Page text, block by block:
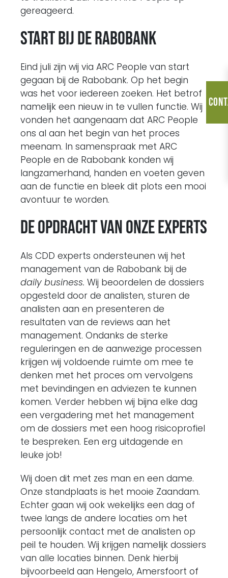
gereageerd.
Start bij de Rabobank
Eind juli zijn wij via ARC People van start
gegaan bij de Rabobank. Op het begin
was het voor iedereen zoeken. Het betrof
namelijk een nieuw in te vullen functie. Wij
vonden het aangenaam dat ARC People
ons al aan het begin van het proces
meenam. In samenspraak met ARC
People en de Rabobank konden wij
langzamerhand, handen en voeten geven
aan de functie en bleek dit plots een mooi
avontuur te worden.
De opdracht van onze experts
Als CDD experts ondersteunen wij het
management van de Rabobank bij de
daily business. Wij beoordelen de dossiers
opgesteld door de analisten, sturen de
analisten aan en presenteren de
resultaten van de reviews aan het
management. Ondanks de sterke
reguleringen en de aanwezige processen
krijgen wij voldoende ruimte om mee te
denken met het proces om vervolgens
met bevindingen en adviezen te kunnen
komen. Verder hebben wij bijna elke dag
een vergadering met het management
om de dossiers met een hoog risicoprofiel
te bespreken. Een erg uitdagende en
leuke job!
Wij doen dit met zes man en een dame.
Onze standplaats is het mooie Zaandam.
Echter gaan wij ook wekelijks een dag of
twee langs de andere locaties om het
persoonlijk contact met de analisten op
peil te houden. Wij krijgen namelijk dossiers
van alle locaties binnen. Denk hierbij
bijvoorbeeld aan Hengelo, Amersfoort of